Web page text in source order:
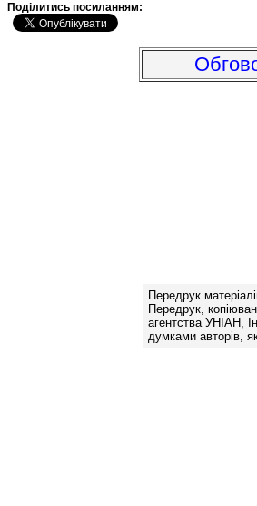
Подiлитись посиланням:
Передрук
Передрук,
агентства УНІАН,
думками авторів,